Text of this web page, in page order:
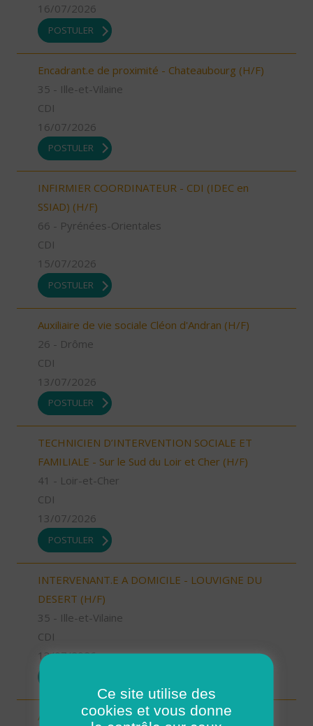
16/07/2026
POSTULER
Encadrant.e de proximité - Chateaubourg (H/F)
35 - Ille-et-Vilaine
CDI
16/07/2026
POSTULER
INFIRMIER COORDINATEUR - CDI (IDEC en
SSIAD) (H/F)
66 - Pyrénées-Orientales
CDI
15/07/2026
POSTULER
Auxiliaire de vie sociale Cléon d'Andran (H/F)
26 - Drôme
CDI
13/07/2026
POSTULER
TECHNICIEN D’INTERVENTION SOCIALE ET
FAMILIALE - Sur le Sud du Loir et Cher (H/F)
41 - Loir-et-Cher
CDI
13/07/2026
POSTULER
INTERVENANT.E A DOMICILE - LOUVIGNE DU
DESERT (H/F)
35 - Ille-et-Vilaine
CDI
13/07/2026
Aide à domicile Cléon d'Andran (H/F)
Ce site utilise des
cookies et vous donne